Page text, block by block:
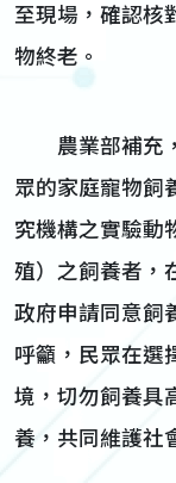
至現場，確認核
物終老。
農業部補充，
眾的家庭寵物飼
究機構之實驗動
殖）之飼養者，
政府申請同意飼
呼籲，民眾在選
境，切勿飼養具
養，共同維護社